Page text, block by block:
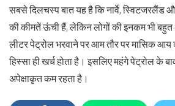
सबसे दिलचस्प बात यह है कि नार्वे, स्विटजरलैंड
की कीमतें ऊंची हैं, लेकिन लोगों की इनकम भी
लीटर पेट्रोल भरवाने पर आम तौर पर मासिक
हिस्सा ही खर्च होता है। इसलिए महंगे पेट्रोल के
अपेक्षाकृत कम रहता है।